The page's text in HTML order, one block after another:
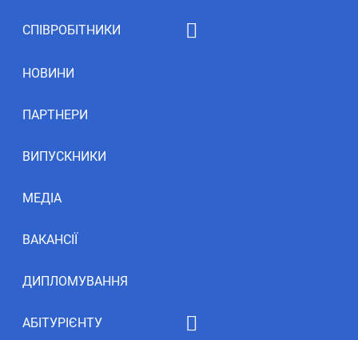
СПІВРОБІТНИКИ
НОВИНИ
ПАРТНЕРИ
ВИПУСКНИКИ
МЕДІА
ВАКАНСІЇ
ДИПЛОМУВАННЯ
АБІТУРІЄНТУ